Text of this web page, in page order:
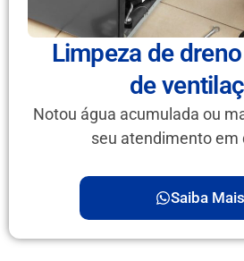
Limpeza de
de
Notou água acumulada ou
seu atendimento em
Saiba Mais